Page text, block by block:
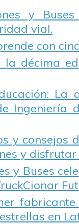
y
vial.
con
décima
La
Ingeniería
y consejos
y disfrutar
y Buses
en